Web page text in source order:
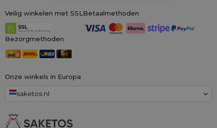
Onze winkels in Europa
saketos.nl
Veilig winkelen met SSL Betaalmethoden
Bezorgmethoden